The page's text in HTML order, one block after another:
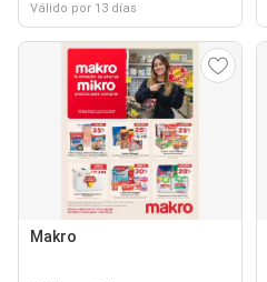
Válido por 13 días
Makro